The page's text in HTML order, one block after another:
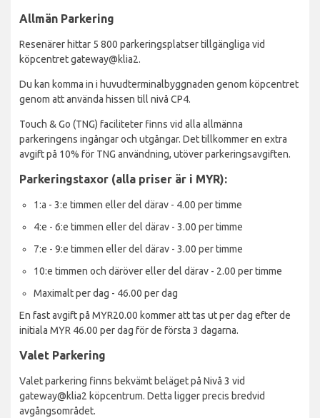
Allmän Parkering
Resenärer hittar 5 800 parkeringsplatser tillgängliga vid
köpcentret gateway@klia2.
Du kan komma in i huvudterminalbyggnaden genom köpcentret
genom att använda hissen till nivå CP4.
Touch & Go (TNG) faciliteter finns vid alla allmänna
parkeringens ingångar och utgångar. Det tillkommer en extra
avgift på 10% för TNG användning, utöver parkeringsavgiften.
Parkeringstaxor (alla priser är i MYR):
1:a - 3:e timmen eller del därav - 4.00 per timme
4:e - 6:e timmen eller del därav - 3.00 per timme
7:e - 9:e timmen eller del därav - 3.00 per timme
10:e timmen och däröver eller del därav - 2.00 per timme
Maximalt per dag - 46.00 per dag
En fast avgift på MYR20.00 kommer att tas ut per dag efter de
initiala MYR 46.00 per dag för de första 3 dagarna.
Valet Parkering
Valet parkering finns bekvämt beläget på Nivå 3 vid
gateway@klia2 köpcentrum. Detta ligger precis bredvid
avgångsområdet.